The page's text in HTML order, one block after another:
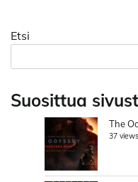
Etsi
Suosittua
The
37 views